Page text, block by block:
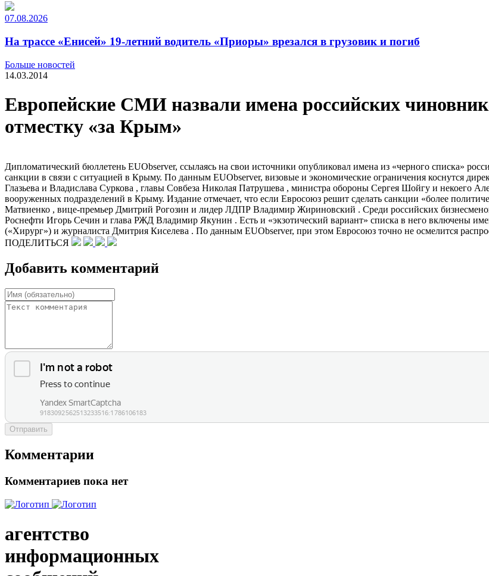
07.08.2026
На трассе «Енисей» 19-летний водитель «Приоры» врезался в грузовик и погиб
Больше новостей
14.03.2014
Европейские СМИ назвали имена российских
отместку «за Крым»
Дипломатический бюллетень EUObserver, ссылаясь на свои источники опубликовал имена из «черного списка»
санкции в связи с ситуацией в Крыму. По данным EUObserver, визовые и экономические ограничения коснутся
Глазьева и Владислава Суркова , главы Совбеза Николая Патрушева , министра обороны Сергея Шойгу и некоего
вооруженных подразделений в Крыму. Издание отмечает, что если Евросоюз решит сделать санкции «более
Матвиенко , вице-премьер Дмитрий Рогозин и лидер ЛДПР Владимир Жириновский . Среди российских
Роснефти Игорь Сечин и глава РЖД Владимир Якунин . Есть и «экзотический вариант» списка в него включены
(«Хирург») и журналиста Дмитрия Киселева . По данным EUObserver, при этом Евросоюз точно не осмелится
ПОДЕЛИТЬСЯ
Добавить комментарий
Отправить
Комментарии
Комментариев пока нет
агентство
информационных